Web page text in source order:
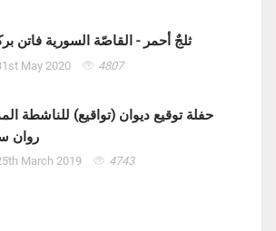
ثلجٌ أحمر - القاصّة السورية فاتن
May 2020 4807
حفلة توقيع ديوان (تواقيع) للناشطة
روان
March 2019 4743